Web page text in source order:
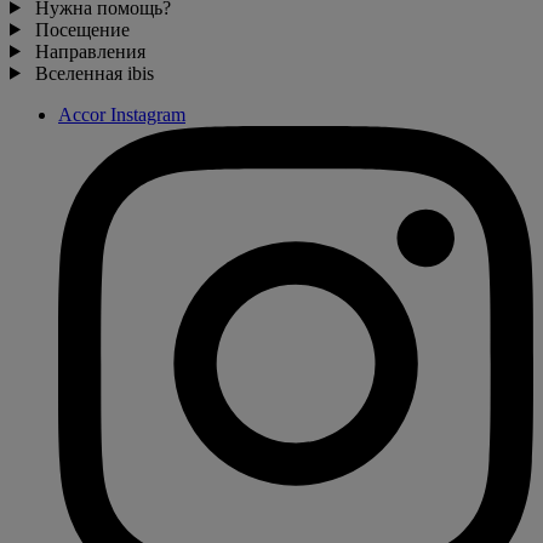
Нужна помощь?
Посещение
Направления
Вселенная ibis
Accor Instagram